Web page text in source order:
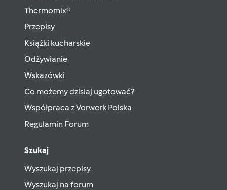
Thermomix®
Przepisy
Książki kucharskie
Odżywianie
Wskazówki
Co możemy dzisiaj ugotować?
Współpraca z Vorwerk Polska
Regulamin Forum
Szukaj
Wyszukaj przepisy
Wyszukaj na forum